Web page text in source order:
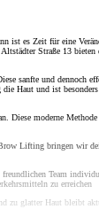
ist es Zeit für eine
Straße 13 bieten
sanfte und dennoch
Haut und ist
Diese moderne Methode
Lifting bringen wir
Team
zu erreichen
zu glatter Haut bleibt